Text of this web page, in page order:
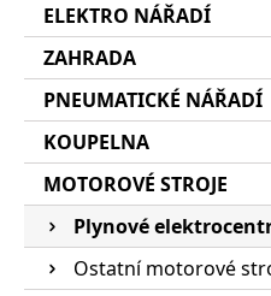
ELEKTRO NÁŘADÍ
ZAHRADA
PNEUMATICKÉ NÁŘADÍ
KOUPELNA
MOTOROVÉ STROJE
Plynové
Ostatní motorové